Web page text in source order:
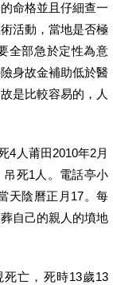
命格並且仔細查一
活動，當地是否極
全部急於定性為意
身故金補助低於醫
是比較容易的，人
4人莆田2010年2月
吊死1人。電話亭小
天陰曆正月17。每
自己的親人的墳地
亡，死時13歲13